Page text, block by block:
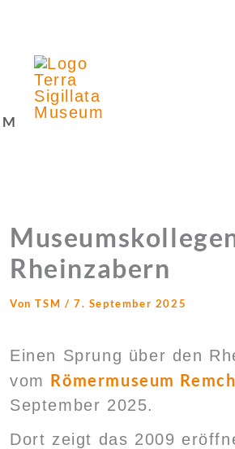
Rheinzabern
VonTSM /7. September 2025
Einen Sprung über den
vom Römermuseum
September 2025.
Dort zeigt das 2009